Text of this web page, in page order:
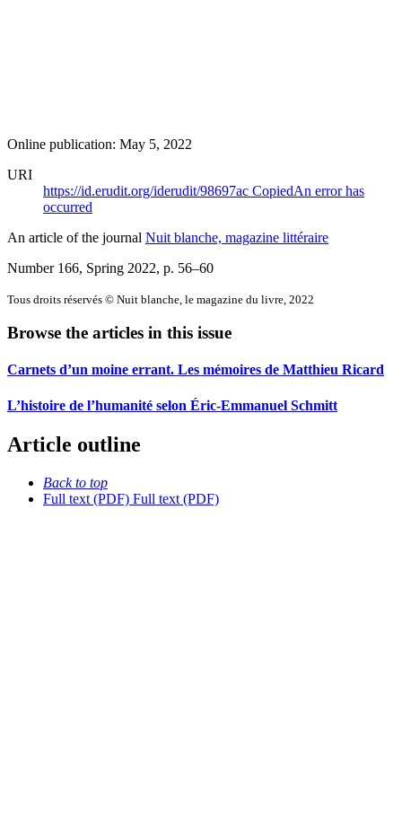
Online publication: May 5, 2022
URI
https://id.erudit.org/iderudit/98697ac CopiedAn error has
occurred
An article of the journal Nuit blanche, magazine littéraire
Number 166, Spring 2022, p. 56–60
Tous droits réservés © Nuit blanche, le magazine du livre, 2022
Browse the articles in this issue
Carnets d’un moine errant. Les mémoires de Matthieu Ricard
L’histoire de l’humanité selon Éric-Emmanuel Schmitt
Article outline
Back to top
Full text (PDF) Full text (PDF)